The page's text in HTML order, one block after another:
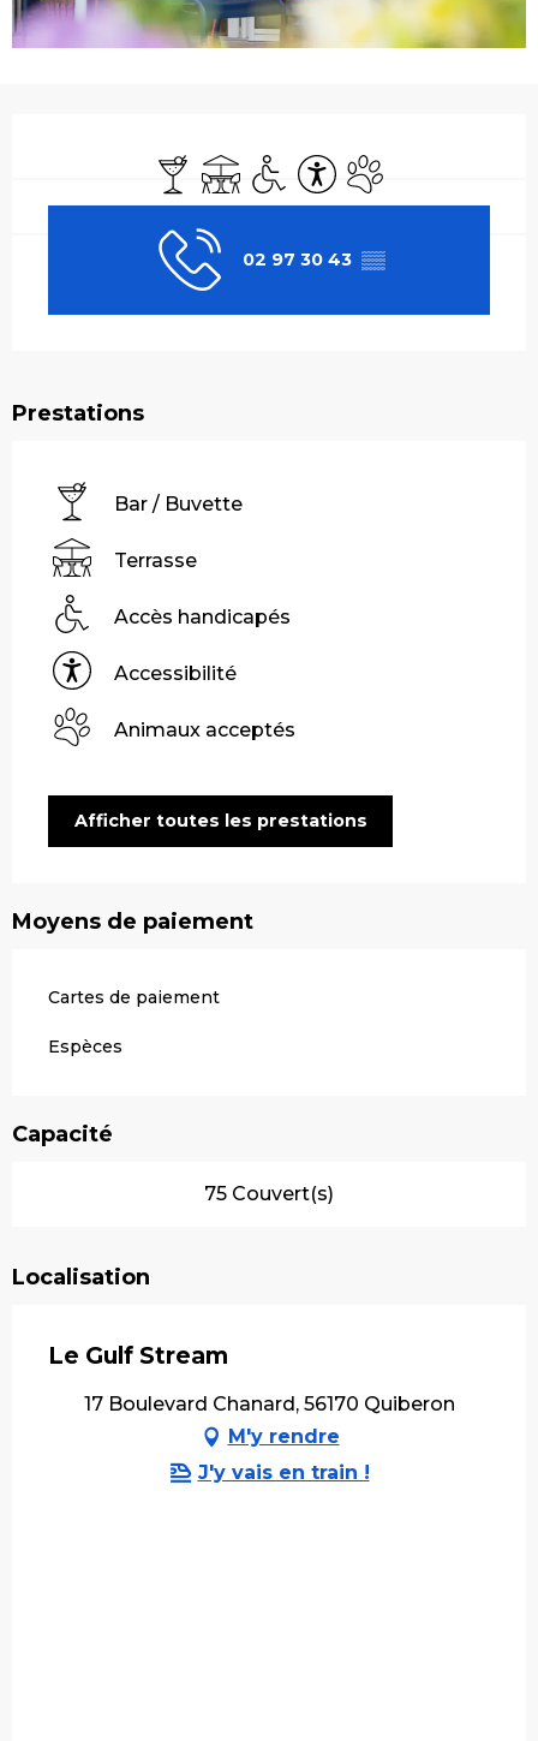
Bar / Buvette
TerrasseAccès handicapés
Accessibilité
Animaux acceptés
02 97 30 43 ▒▒
Prestations
Bar / Buvette
Terrasse
Accès handicapés
Accessibilité
Animaux acceptés
Afficher toutes les prestations
Moyens de paiement
Cartes de paiement
Espèces
Capacité
75 Couvert(s)
Localisation
Le Gulf Stream
17 Boulevard Chanard, 56170 Quiberon
M'y rendre
J'y vais en train !